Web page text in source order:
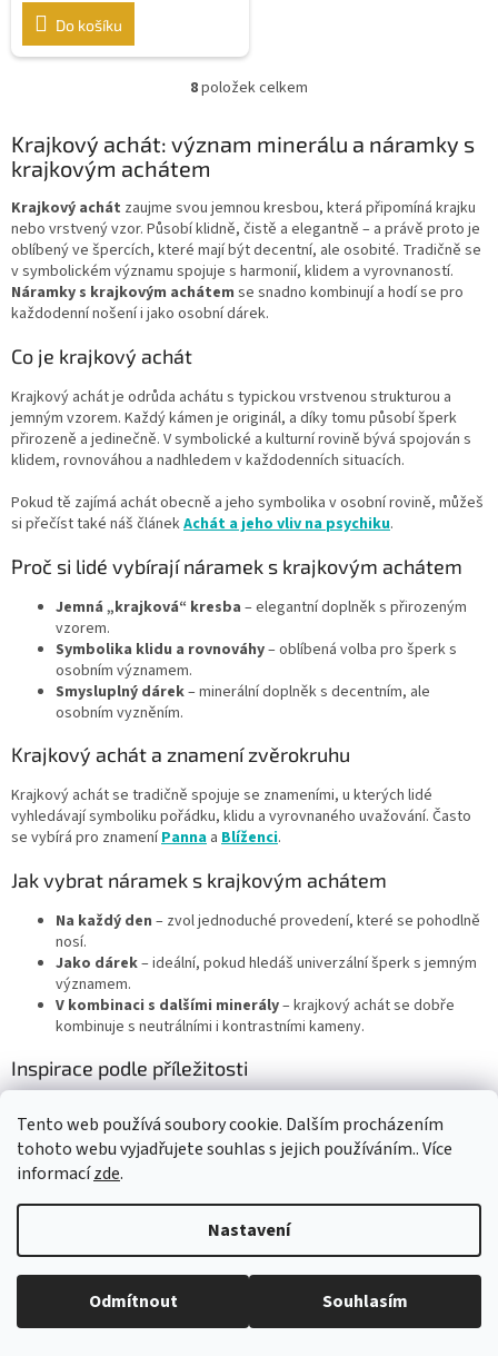
Tento web používá soubory cookie. Dalším procházením
tohoto webu vyjadřujete souhlas s jejich používáním.. Více
informacízde.
Nastavení
Odmítnout Souhlasím
Do košíku
O
l
á
a
c
í
p
r
v
ý
p
i
s
8položek celkem
Krajkový achát: význam minerálu a náramky s
krajkovým achátem
Krajkový achát zaujme svou jemnou kresbou, která připomíná krajku
nebo vrstvený vzor. Působí klidně, čistě a elegantně – a právě proto je
oblíbený ve špercích, které mají být decentní, ale osobité. Tradičně se
v symbolickém významu spojuje s harmonií, klidem a vyrovnaností.
Náramky s krajkovým achátem se snadno kombinují a hodí se pro
každodenní nošení i jako osobní dárek.
Co je krajkový achát
Krajkový achát je odrůda achátu s typickou vrstvenou strukturou a
jemným vzorem. Každý kámen je originál, a díky tomu působí šperk
přirozeně a jedinečně. V symbolické a kulturní rovině bývá spojován s
klidem, rovnováhou a nadhledem v každodenních situacích.
Pokud tě zajímá achát obecně a jeho symbolika v osobní rovině, můžeš
si přečíst také náš článekAchát a jeho vliv na psychiku.
Proč si lidé vybírají náramek s krajkovým achátem
Jemná „krajková“ kresba – elegantní doplněk s přirozeným
vzorem.
Symbolika klidu a rovnováhy– oblíbená volba pro šperk s
osobním významem.
Smysluplný dárek– minerální doplněk s decentním, ale
osobním vyzněním.
Krajkový achát a znamení zvěrokruhu
Krajkový achát se tradičně spojuje se znameními, u kterých lidé
vyhledávají symboliku pořádku, klidu a vyrovnaného uvažování. Často
se vybírá pro znameníPanna a Blíženci.
Jak vybrat náramek s krajkovým achátem
Na každý den – zvol jednoduché provedení, které se pohodlně
nosí.
Jako dárek– ideální, pokud hledáš univerzální šperk s jemným
významem.
V kombinaci s dalšími minerály– krajkový achát se dobře
kombinuje s neutrálními i kontrastními kameny.
Inspirace podle příležitosti
událostem. Inspiraci můžeš najít také zde:Narozeniny,Výročí,Dárek
Co symbolizuje krajkový achát?
Je krajkový achát vhodný pro každodenní nošení?
Pro koho je náramek s krajkovým achátem vhodný?
S jakými znameními se krajkový achát nejčastěji spojuje?